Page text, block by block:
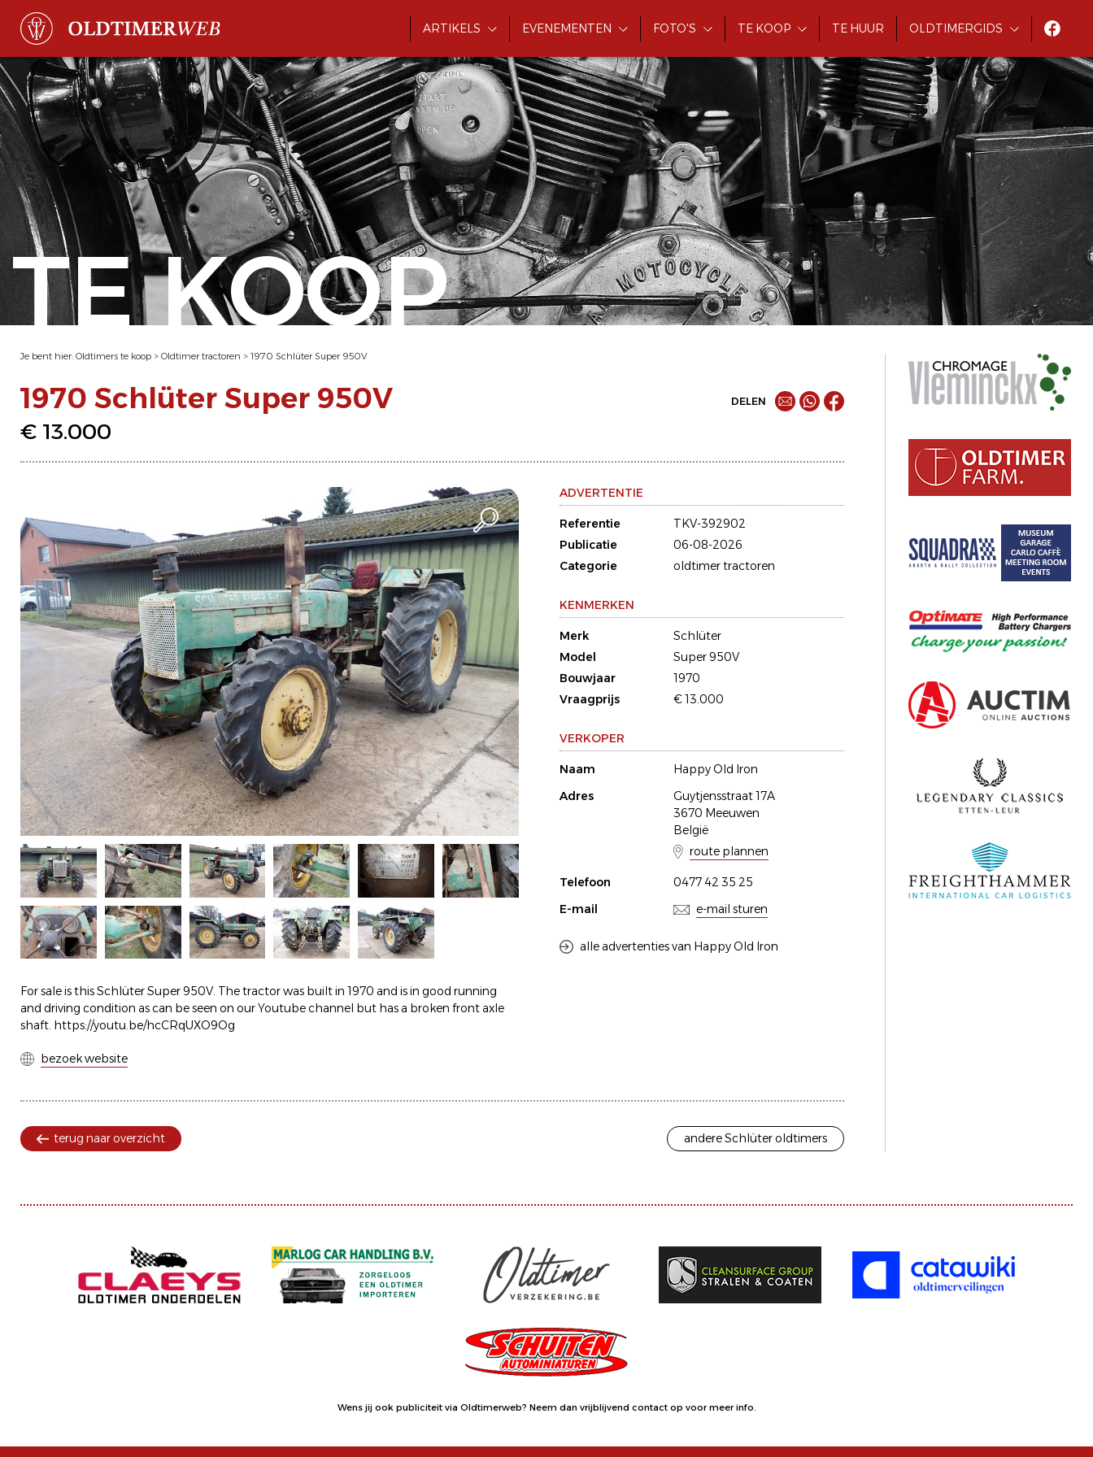
ARTIKELS EVENEMENTEN FOTO'S TE KOOP TE HUUR OLDTIMERGIDS
TE KOOP
Je bent hier: Oldtimers te koop > Oldtimer tractoren > 1970 Schlüter Super 950V
1970 Schlüter Super 950V
€ 13.000
DELEN
For sale is this Schlüter Super 950V. The tractor was built in 1970 and is in good running
and driving condition as can be seen on our Youtube channel but has a broken front axle
shaft. https://youtu.be/hcCRqUXO9Og
bezoek website
ADVERTENTIE
Referentie
TKV-392902
Publicatie
06-08-2026
Categorie
oldtimer tractoren
KENMERKEN
Merk
Schlüter
Model
Super 950V
Bouwjaar
1970
Vraagprijs
€ 13.000
VERKOPER
Naam
Happy Old Iron
Adres
Guytjensstraat 17A
3670 Meeuwen
België
route plannen
Telefoon
0477 42 35 25
E-mail
e-mail sturen
alle advertenties van Happy Old Iron
terug naar overzicht andere Schlüter oldtimers
Wens jij ook publiciteit via Oldtimerweb? Neem dan vrijblijvend contact op voor meer info.